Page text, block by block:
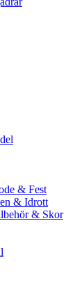
& Fest
& Idrott
& Skor